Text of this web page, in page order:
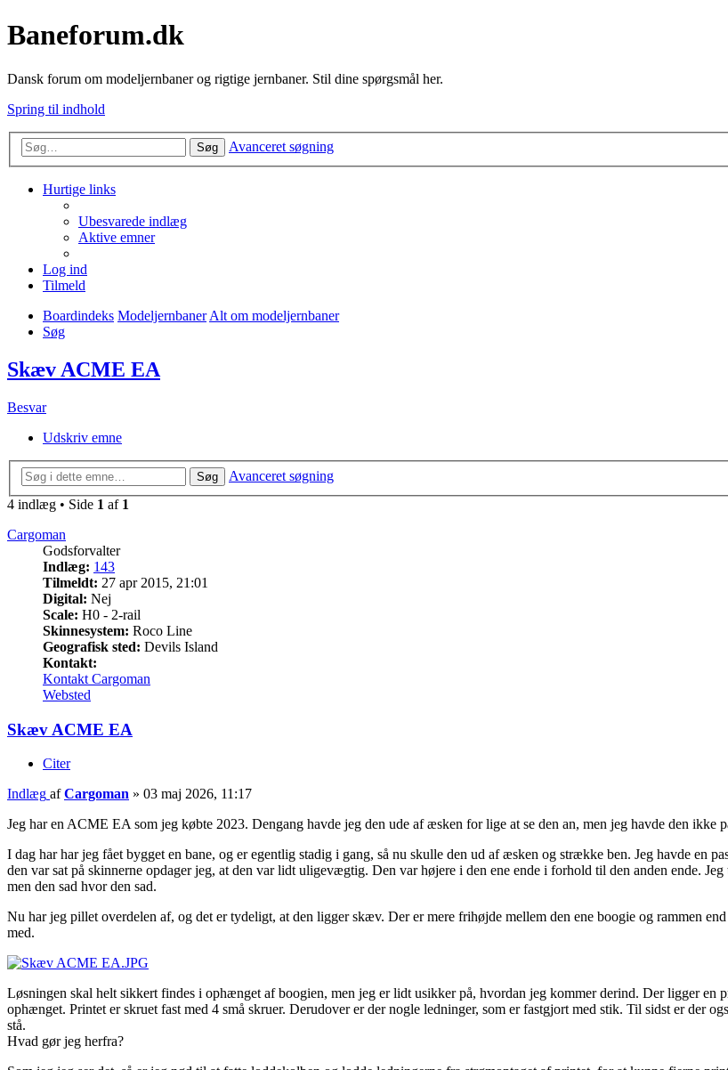
Baneforum.dk
Dansk forum om modeljernbaner og rigtige jernbaner. Stil dine spørgsmål her.
Spring til indhold
Søg Avanceret søgning
Hurtige links
Ubesvarede indlæg
Aktive emner
Log ind
Tilmeld
Boardindeks ModeljernbanerAlt om modeljernbaner
Søg
Skæv ACME EA
Besvar
Udskriv emne
Søg
Avanceret søgning
4 indlæg • Side 1 af 1
Cargoman
Godsforvalter
Indlæg: 143
Tilmeldt: 27 apr 2015, 21:01
Digital: Nej
Scale: H0 - 2-rail
Skinnesystem: Roco Line
Geografisk sted: Devils Island
Kontakt:
Kontakt Cargoman
Websted
Skæv ACME EA
Citer
Indlæg afCargoman » 03 maj 2026, 11:17
Jeg har en ACME EA som jeg købte 2023. Dengang havde jeg den ude af æsken for lige at se den an, men jeg havde den ikke
I dag har har jeg fået bygget en bane, og er egentlig stadig i gang, så nu skulle den ud af æsken og strække ben. Jeg havde en
den var sat på skinnerne opdager jeg, at den var lidt uligevægtig. Den var højere i den ene ende i forhold til den anden ende.
men den sad hvor den sad.
Nu har jeg pillet overdelen af, og det er tydeligt, at den ligger skæv. Der er mere frihøjde mellem den ene boogie og rammen
med.
Løsningen skal helt sikkert findes i ophænget af boogien, men jeg er lidt usikker på, hvordan jeg kommer derind. Der ligger
ophænget. Printet er skruet fast med 4 små skruer. Derudover er der nogle ledninger, som er fastgjort med stik. Til sidst er der
stå.
Hvad gør jeg herfra?